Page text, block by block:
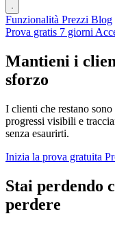
Funzionalità Prezzi Blog
Prova gratis 7 giorni
Mantieni i
sforzo
I clienti che restano
progressi visibili e
senza esaurirti.
Inizia la prova gratuita
Stai perdendo
perdere